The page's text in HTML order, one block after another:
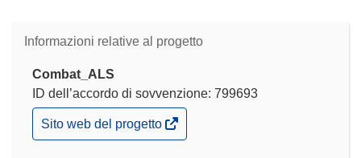
Informazioni relative al progetto
Combat_ALS
ID dell’accordo di sovvenzione: 799693
(si
apre
Sito web del progetto